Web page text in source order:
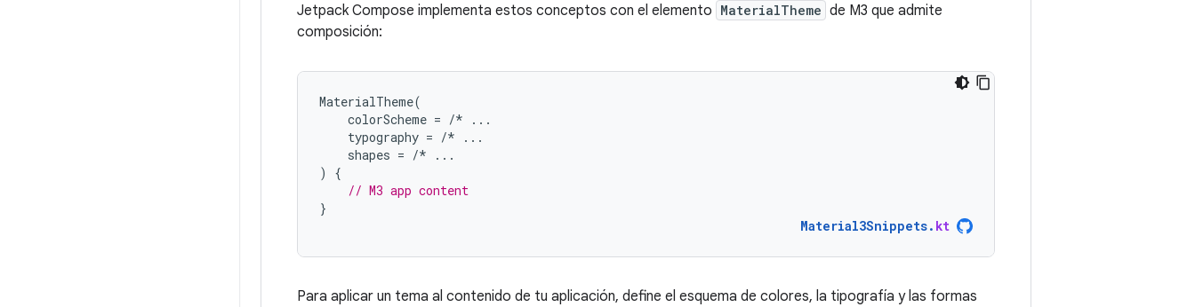
Jetpack Compose implementa estos conceptos con el elemento MaterialTheme de M3 que admite
composición:
MaterialTheme(
colorScheme = /*
...
typography = /*
...
shapes = /*
...
)
{
// M3 app content
}
Material3Snippets. kt
Para aplicar un tema al contenido de tu aplicación, define el esquema de colores, la tipografía y las formas